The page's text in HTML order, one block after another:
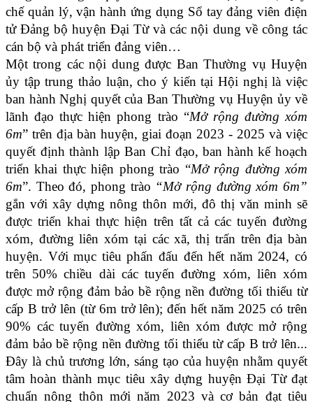
chế quản lý, vận hành ứng dụng Sổ tay đảng viên điện
tử Đảng bộ huyện Đại Từ và các nội dung vềcông tác
cán bộ và phát triển đảng viên…
Một trong các nội dung được Ban Thường vụ Huyện
ủy tập trung thảo luận, cho ý kiến tại Hội nghị là việc
ban hành Nghị quyết của Ban Thường vụ Huyện ủy về
lãnh đạo thực hiện phong trào “Mở rộng đường xóm
6m” trên địa bàn huyện, giai đoạn 2023 - 2025 và việc
quyết định thành lập Ban Chỉ đạo, ban hành kế hoạch
triển khai thực hiện phong trào “Mở rộng đường xóm
6m”. Theo đó, phong trào “Mở rộng đường xóm 6m”
gắn với xây dựng nông thôn mới, đô thị văn minh sẽ
được triển khai thực hiện trên tất cả các tuyến đường
xóm, đường liên xóm tại các xã, thị trấn trên địa bàn
huyện. Với mục tiêu phấn đấu đến hết năm 2024, có
trên 50% chiều dài các tuyến đường xóm, liên xóm
được mở rộng đảm bảo bề rộng nền đường tối thiểu từ
cấp B trở lên (từ 6m trở lên); đến hết năm 2025 có trên
90% các tuyến đường xóm, liên xóm được mở rộng
đảm bảo bề rộng nền đường tối thiểu từ cấp B trở lên...
Đây là chủ trương lớn, sáng tạo của huyện nhằm quyết
tâm hoàn thành mục tiêu xây dựng huyện Đại Từ đạt
chuẩn nông thôn mới năm 2023 và cơ bản đạt tiêu